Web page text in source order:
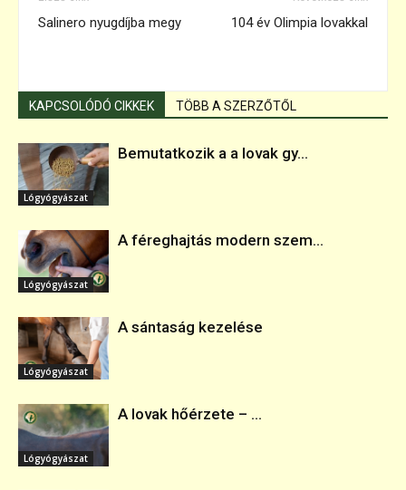
Salinero nyugdíjba megy 104 év Olimpia lovakkal
KAPCSOLÓDÓ CIKKEK TÖBB A SZERZŐTŐL
Lógyógyászat
Bemutatkozik a a lovak gy...
Lógyógyászat
A féreghajtás modern szem...
Lógyógyászat
A sántaság kezelése
Lógyógyászat
A lovak hőérzete – ...